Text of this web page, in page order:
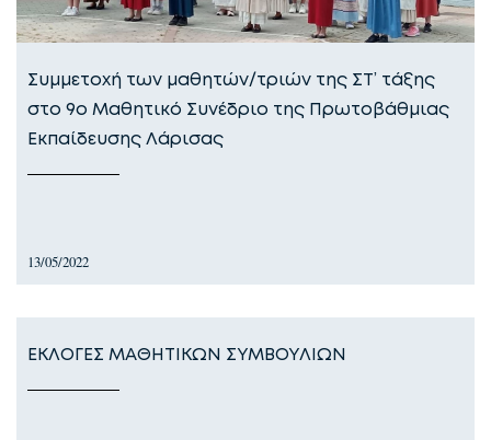
Συμμετοχή των μαθητών/τριών της ΣΤ’ τάξης
στο 9ο Μαθητικό Συνέδριο της Πρωτοβάθμιας
Εκπαίδευσης Λάρισας
13/05/2022
ΕΚΛΟΓΕΣ ΜΑΘΗΤΙΚΩΝ ΣΥΜΒΟΥΛΙΩΝ